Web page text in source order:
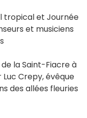
tropical et Journée
et musiciens
la Saint-Fiacre à
Luc Crepy, évêque
des allées fleuries